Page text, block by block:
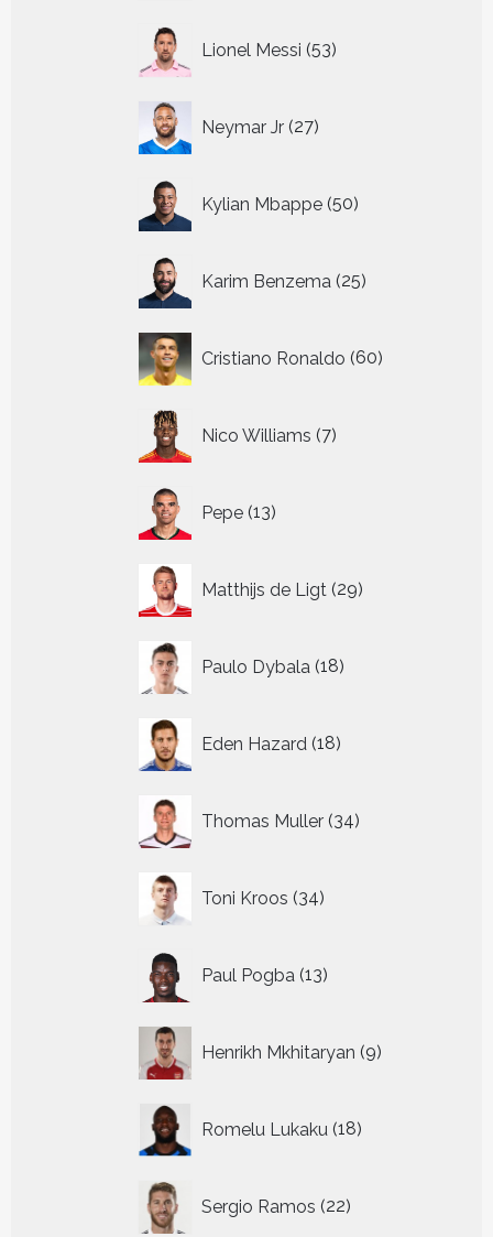
Lionel Messi 53
producten
Neymar Jr 27
producten
Kylian Mbappe 50
producten
Karim Benzema 25
producten
Cristiano Ronaldo 60
producten
Nico Williams 7
producten
Pepe 13
producten
Matthijs de Ligt 29
producten
Paulo Dybala 18
producten
Eden Hazard 18
producten
Thomas Muller 34
producten
Toni Kroos 34
producten
Paul Pogba 13
producten
Henrikh Mkhitaryan 9
producten
Romelu Lukaku 18
producten
Sergio Ramos 22
producten